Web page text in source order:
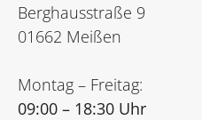
Berghausstraße 9
01662 Meißen
Montag – Freitag:
09:00 – 18:30 Uhr